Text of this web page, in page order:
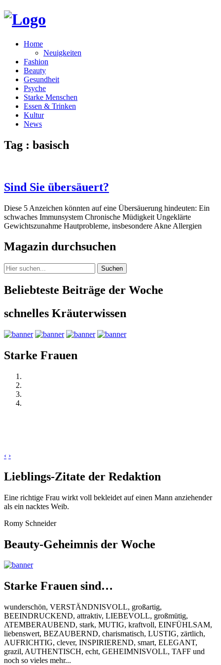
Home
Neuigkeiten
Fashion
Beauty
Gesundheit
Psyche
Starke Menschen
Essen & Trinken
Kultur
News
Tag : basisch
Sind Sie übersäuert?
Diese 5 Anzeichen könnten auf eine Übersäuerung hindeuten: Ein
schwaches Immunsystem Chronische Müdigkeit Ungeklärte
Gewichtszunahme Hautprobleme, insbesondere Akne Allergien
Magazin durchsuchen
Suchen
Beliebteste Beiträge der Woche
schnelles Kräuterwissen
Starke Frauen
‹ ›
Lieblings-Zitate der Redaktion
Eine richtige Frau wirkt voll bekleidet auf einen Mann anziehender
als ein nacktes Weib.
Romy Schneider
Beauty-Geheimnis der Woche
Starke Frauen sind…
wunderschön, VERSTÄNDNISVOLL, großartig,
BEEINDRUCKEND, attraktiv, LIEBEVOLL, großmütig,
ATEMBERAUBEND, stark, MUTIG, kraftvoll, EINFÜHLSAM,
liebenswert, BEZAUBERND, charismatisch, LUSTIG, zärtlich,
AUFRICHTIG, clever, INSPIRIEREND, smart, ELEGANT,
grazil, AUTHENTISCH, echt, GEHEIMNISVOLL, TAFF und
noch so vieles mehr...